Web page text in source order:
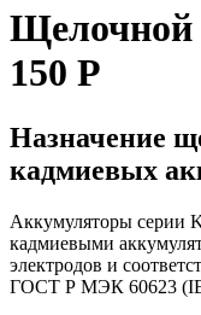
Щелочной
150 P
Назначение
кадмиевых
Аккумуляторы серии
кадмиевыми
электродов и
ГОСТ Р МЭК 60623